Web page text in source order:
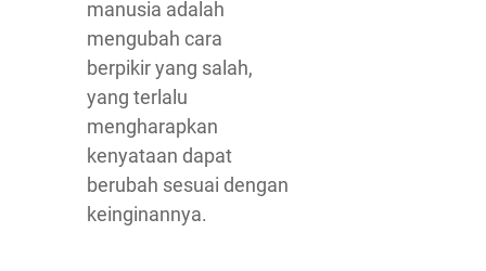
manusia adalah
mengubah cara
berpikir yang salah,
yang terlalu
mengharapkan
kenyataan dapat
berubah sesuai dengan
keinginannya.